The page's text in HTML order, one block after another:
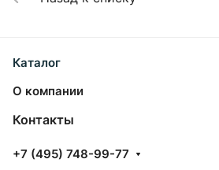
Каталог
О компании
Контакты
+7 (495) 748-99-77